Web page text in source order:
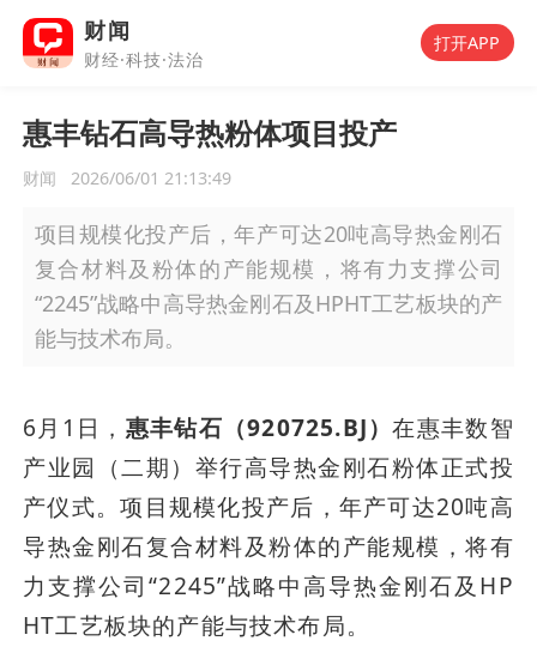
财闻
财经·科技·法治
打开APP
惠丰钻石高导热粉体项目投产
财闻 2026/06/01 21:13:49
项目规模化投产后，年产可达20吨高导热金刚石
复合材料及粉体的产能规模，将有力支撑公司
“2245”战略中高导热金刚石及HPHT工艺板块的产
能与技术布局。
6月1日， 惠丰钻石（920725.BJ）在惠丰数智
产业园（二期）举行高导热金刚石粉体正式投
产仪式。项目规模化投产后，年产可达20吨高
导热金刚石复合材料及粉体的产能规模，将有
力支撑公司“2245”战略中高导热金刚石及HP
HT工艺板块的产能与技术布局。